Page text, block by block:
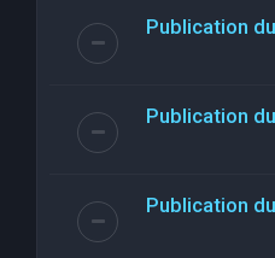
Publication
Publication
Publication